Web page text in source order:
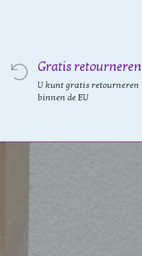
Gratis retourneren
U kunt gratis retourneren
binnen de EU